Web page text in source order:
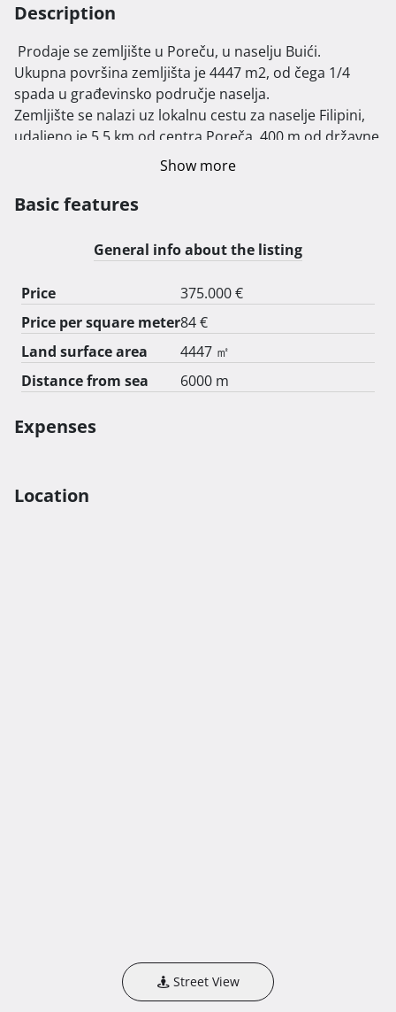
Description
Ukupna površina zemljišta je 4447 m2, od čega 1/4
spada u građevinsko područje naselja.
Zemljište se nalazi uz lokalnu cestu za naselje Filipini,
udaljeno je 5,5 km od centra Poreča, 400 m od državne
ceste D302 Poreč-Baderna te 5 km od autoceste
Struja, voda, optički internet te kanalizacija se nalaze
Show more
Basic features
General info about the listing
Price
375.000 €
Price per square meter84 €
Land surface area
4447 ㎡
Distance from sea
6000 m
Expenses
Location
Street View